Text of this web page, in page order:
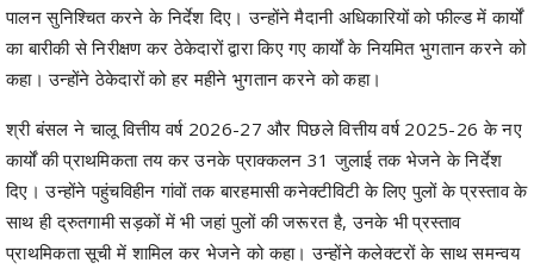
पालन सुनिश्चित करने के निर्देश दिए। उन्होंने मैदानी अधिकारियों को फील्ड में कार्यों
का बारीकी से निरीक्षण कर ठेकेदारों द्वारा किए गए कार्यों के नियमित भुगतान करने को
कहा। उन्होंने ठेकेदारों को हर महीने भुगतान करने को कहा।
श्री बंसल ने चालू वित्तीय वर्ष 2026-27 और पिछले वित्तीय वर्ष 2025-26 के नए
कार्यों की प्राथमिकता तय कर उनके प्राक्कलन 31 जुलाई तक भेजने के निर्देश
दिए। उन्होंने पहुंचविहीन गांवों तक बारहमासी कनेक्टीविटी के लिए पुलों के प्रस्ताव के
साथ ही द्रुतगामी सड़कों में भी जहां पुलों की जरूरत है, उनके भी प्रस्ताव
प्राथमिकता सूची में शामिल कर भेजने को कहा। उन्होंने कलेक्टरों के साथ समन्वय